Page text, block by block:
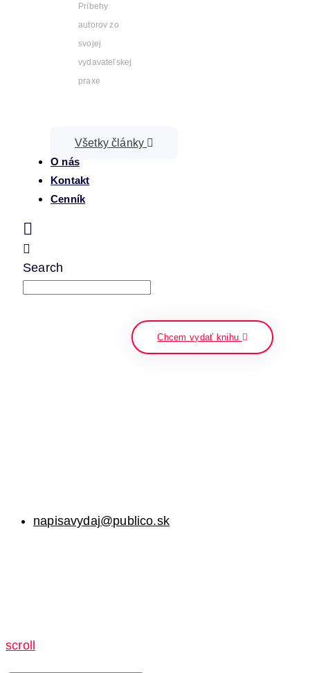
Príbehy
autorov zo
svojej
vydavateľskej
praxe
Všetky články
O nás
Kontakt
Cenník
Search
Chcem vydať knihu
napisavydaj@publico.sk
scroll